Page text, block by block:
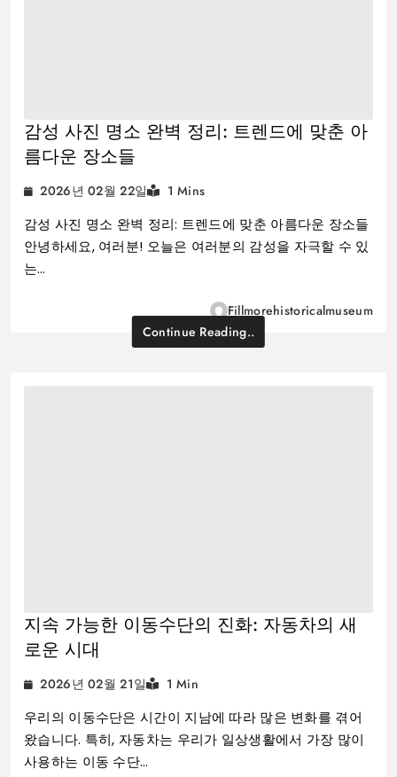
감성 사진 명소 완벽 정리: 트렌드에 맞춘 아
름다운 장소들
2026년 02월 22일 1 Mins
감성 사진 명소 완벽 정리: 트렌드에 맞춘 아름다운 장소들
안녕하세요, 여러분! 오늘은 여러분의 감성을 자극할 수 있
는…
Fillmorehistoricalmuseum
Continue Reading..
지속 가능한 이동수단의 진화: 자동차의 새
로운 시대
2026년 02월 21일 1 Min
우리의 이동수단은 시간이 지남에 따라 많은 변화를 겪어
왔습니다. 특히, 자동차는 우리가 일상생활에서 가장 많이
사용하는 이동 수단…